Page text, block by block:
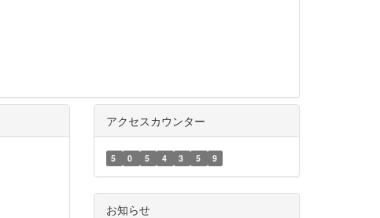
アクセスカウンター
5 0 5 4 3 5 9
お知らせ